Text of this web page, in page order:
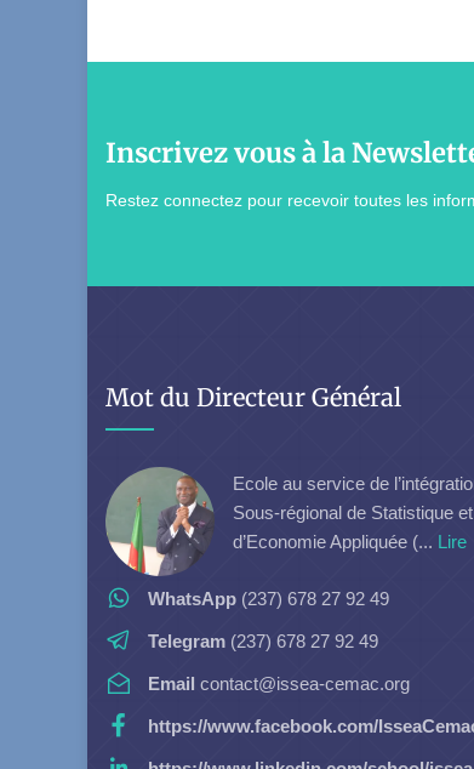
Inscrivez vous à la
Restez connectez pour recevoir toutes les
Mot du Directeur Général
Ecole au service de
Sous-régional de Statistique et
d’Economie Appliquée (... Lire
WhatsApp (237) 678 27 92 49
Telegram (237) 678 27 92 49
Email contact@issea-cemac.org
https://www.facebook.com/